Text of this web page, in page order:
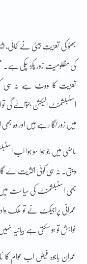
بھٹو کی تعزیت بیٹی نے
کی مظلومیت زور پکڑ چکی
تعزیت کا ووٹ ہے نہ ہی
اسٹبلشمنٹ الیکشن جتوائے
میں زور لگا رہے ہیں اور وہ
ماضی میں جو ہوا سو ہوا اب
دیتی۔ نہ ہی کوئی اکثریت لے
بھی اسٹبلشمنٹ کی سیاست میں
عمرانی پراجیکٹ نے تو ملک
خواہش تو ہو سکتی ہے بیانیہ
عمران باجوہ فیض اب عوام